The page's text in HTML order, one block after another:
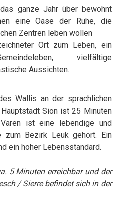
ganze Jahr über bewohnt
eine Oase der Ruhe, die
Zentren leben wollen
Ort zum Leben, ein
vielfältige
Aussichten.
Wallis an der sprachlichen
Sion ist 25 Minuten
ist eine lebendige und
zum Bezirk Leuk gehört. Ein
ein hoher Lebensstandard.
5 Minuten erreichbar und der
/ Sierre befindet sich in der